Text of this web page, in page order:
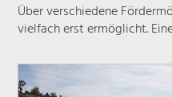
Über verschiedene
vielfach erst ermöglicht.